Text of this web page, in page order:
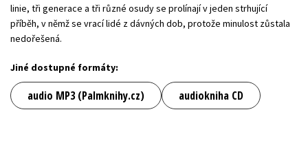
linie, tři generace a tři různé osudy se prolínají v jeden strhující
příběh, v němž se vrací lidé z dávných dob, protože minulost zůstala
nedořešená.
Jiné dostupné formáty:
audio MP3 (Palmknihy.cz) audiokniha CD